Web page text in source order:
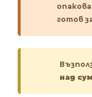
готов
над